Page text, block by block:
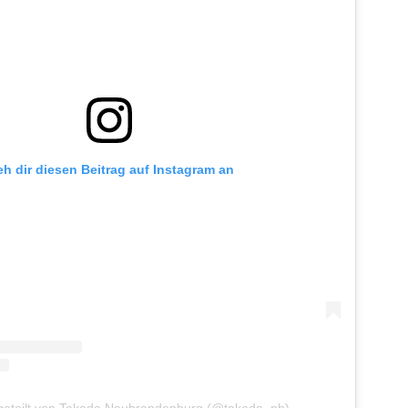
dir diesen Beitrag auf Instagram an